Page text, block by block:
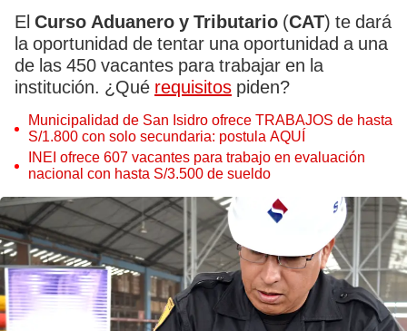
El Curso Aduanero y Tributario (CAT) te dará
la oportunidad de tentar una oportunidad a una
de las 450 vacantes para trabajar en la
institución. ¿Qué requisitos piden?
Municipalidad de San Isidro ofrece TRABAJOS de hasta
S/1.800 con solo secundaria: postula AQUÍ
INEI ofrece 607 vacantes para trabajo en evaluación
nacional con hasta S/3.500 de sueldo